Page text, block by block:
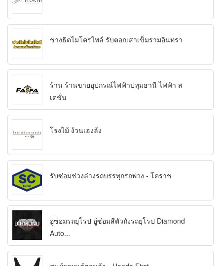
ช่างธิตไมโครไพล์ รับตอกเสาเข็มรามอินทรา
ร้าน ร้านขายอุปกรณ์ไฟฟ้าปทุมธานี ไฟฟ้า ส
เตชั่น
โรงไม้ ง้วนเฮงล้ง
รับซ่อมช่วงล่างรถบรรทุกรถพ่วง - โคราช
อู่ซ่อมรถยุโรป อู่ซ่อมสีตัวถังรถยุโรป Diamond
Auto...